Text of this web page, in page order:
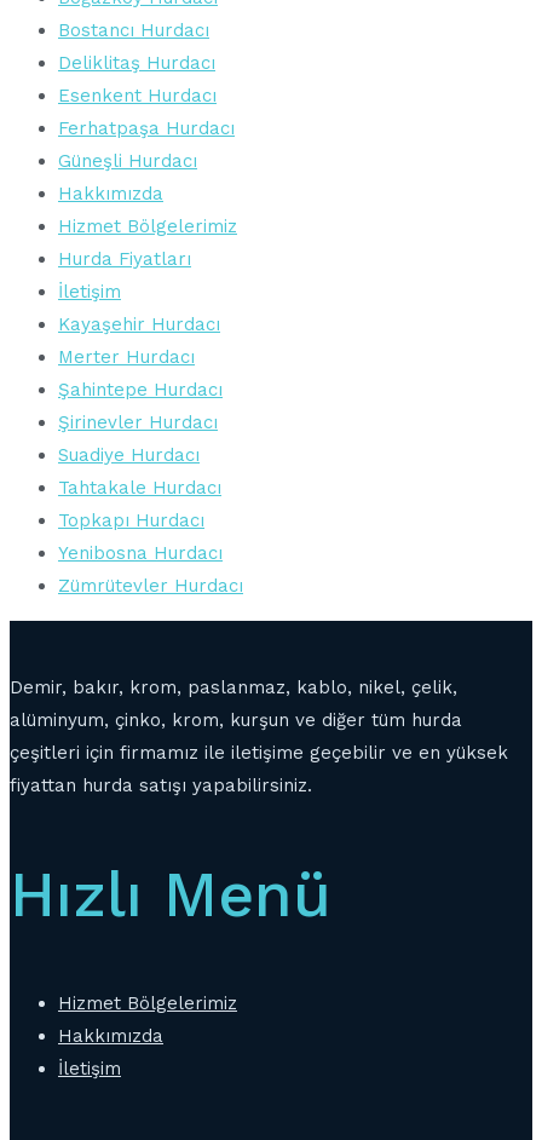
Bostancı Hurdacı
Deliklitaş Hurdacı
Esenkent Hurdacı
Ferhatpaşa Hurdacı
Güneşli Hurdacı
Hakkımızda
Hizmet Bölgelerimiz
Hurda Fiyatları
İletişim
Kayaşehir Hurdacı
Merter Hurdacı
Şahintepe Hurdacı
Şirinevler Hurdacı
Suadiye Hurdacı
Tahtakale Hurdacı
Topkapı Hurdacı
Yenibosna Hurdacı
Zümrütevler Hurdacı
Demir, bakır, krom, paslanmaz, kablo, nikel, çelik,
alüminyum, çinko, krom, kurşun ve diğer tüm hurda
çeşitleri için firmamız ile iletişime geçebilir ve en yüksek
fiyattan hurda satışı yapabilirsiniz.
Hızlı Menü
Hizmet Bölgelerimiz
Hakkımızda
İletişim